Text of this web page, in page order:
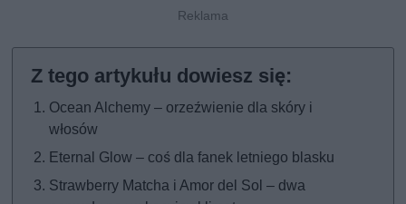
Ocean Alchemy – orzeźwienie dla skóry i
włosów
Eternal Glow – coś dla fanek letniego blasku
Strawberry Matcha i Amor del Sol – dwa